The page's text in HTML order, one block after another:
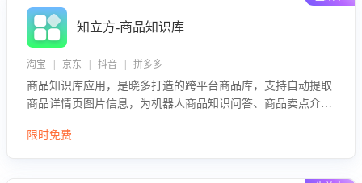
知立方-商品知识库
淘宝 | 京东 | 抖音 | 拼多多
商品知识库应用，是晓多打造的跨平台商品库，支持自动提取
商品详情页图片信息，为机器人商品知识问答、商品卖点介绍
限时免费